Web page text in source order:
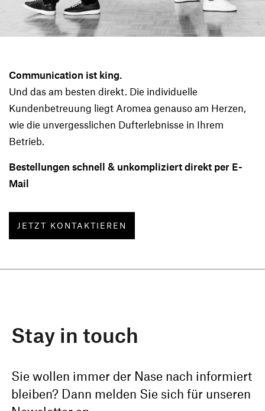
Communication ist king.
Und das am besten direkt. Die individuelle
Kundenbetreuung liegt Aromea genauso am Herzen,
wie die unvergesslichen Dufterlebnisse in Ihrem
Betrieb.
Bestellungen schnell & unkompliziert direkt per E-
Mail
JETZT KONTAKTIEREN
Stay in touch
Sie wollen immer der Nase nach informiert
bleiben? Dann melden Sie sich für unseren